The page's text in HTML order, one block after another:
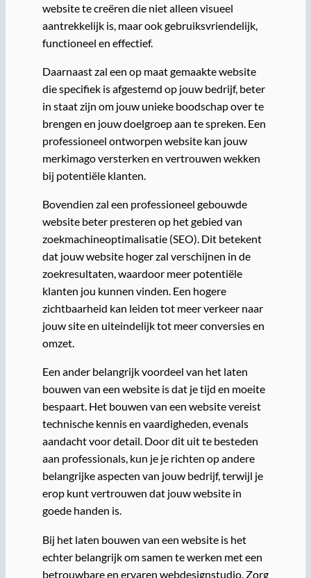
website te creëren die niet alleen visueel
aantrekkelijk is, maar ook gebruiksvriendelijk,
functioneel en effectief.
Daarnaast zal een op maat gemaakte website
die specifiek is afgestemd op jouw bedrijf, beter
in staat zijn om jouw unieke boodschap over te
brengen en jouw doelgroep aan te spreken. Een
professioneel ontworpen website kan jouw
merkimago versterken en vertrouwen wekken
bij potentiële klanten.
Bovendien zal een professioneel gebouwde
website beter presteren op het gebied van
zoekmachineoptimalisatie (SEO). Dit betekent
dat jouw website hoger zal verschijnen in de
zoekresultaten, waardoor meer potentiële
klanten jou kunnen vinden. Een hogere
zichtbaarheid kan leiden tot meer verkeer naar
jouw site en uiteindelijk tot meer conversies en
omzet.
Een ander belangrijk voordeel van het laten
bouwen van een website is dat je tijd en moeite
bespaart. Het bouwen van een website vereist
technische kennis en vaardigheden, evenals
aandacht voor detail. Door dit uit te besteden
aan professionals, kun je je richten op andere
belangrijke aspecten van jouw bedrijf, terwijl je
erop kunt vertrouwen dat jouw website in
goede handen is.
Bij het laten bouwen van een website is het
echter belangrijk om samen te werken met een
betrouwbare en ervaren webdesignstudio. Zorg